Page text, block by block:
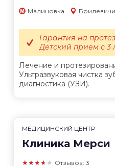
Малиновка Брилевичи
Лечение и
Ультразвуковая чистка
диагностика (УЗИ).
Гарантия на
Детский прием с 3
МЕДИЦИНСКИЙ ЦЕНТР
Клиника Мерси
★★★★★ Отзывов: 3